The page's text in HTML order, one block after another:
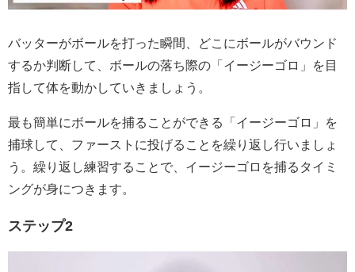
バッターがボールを打った瞬間、どこにボールがバウンド
するか判断して、ボールの落ち際の「イージーゴロ」を目
指して体を動かしていきましょう。
最も簡単にボールを捕ることができる「イージーゴロ」を
捕球して、ファーストに投げることを繰り返し行いましょ
う。繰り返し練習することで、イージーゴロを捕るタイミ
ングが身につきます。
ステップ2